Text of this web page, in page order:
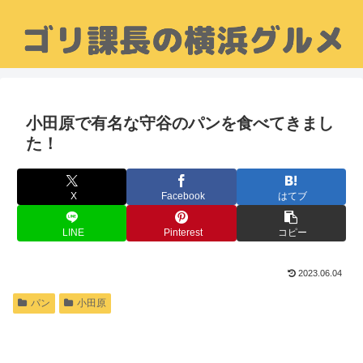
小田原で有名な守谷のパンを食べてきまし
た！
X Facebook はてブ
LINE Pinterest コピー
2023.06.04
パン 小田原